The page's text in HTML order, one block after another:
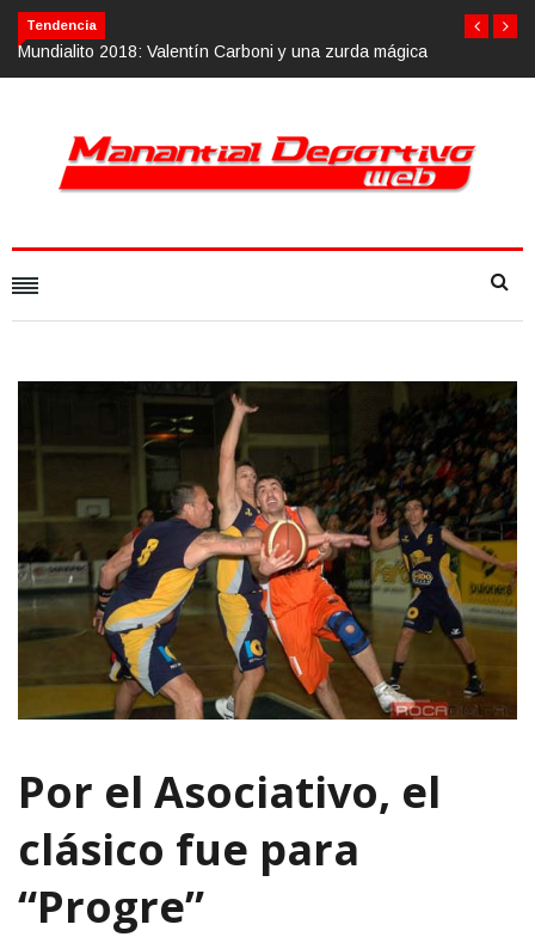
Tendencia
Calvario Race 2018, 10 de noviembre
Por el Asociativo, el
clásico fue para
“Progre”